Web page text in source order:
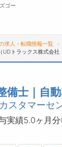
転職
転職
ゴー
求人・転職情報一覧
トラックス株式会
士｜自
タマーセ
実績5.0ヶ